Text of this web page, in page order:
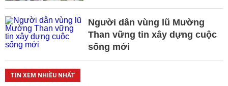
Người dân vùng lũ Mường
Than vững tin xây dựng cuộc
sống mới
TIN XEM NHIỀU NHẤT